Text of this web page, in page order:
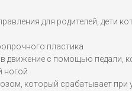
для родителей, дети
пластика
движение с помощью педали,
ногой
который срабатывает при